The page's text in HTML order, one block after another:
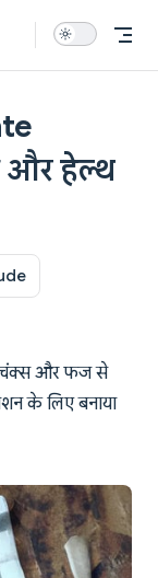
और हेल्थ
चंक्स और फज से
के लिए बनाया